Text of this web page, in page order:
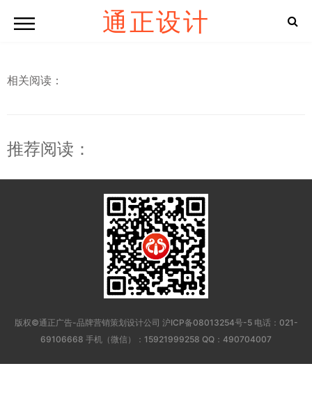
通正设计
相关阅读：
推荐阅读：
版权©通正广告-品牌营销策划设计公司 沪ICP备08013254号-5电话：021-
69106668 手机（微信）：15921999258 QQ：490704007